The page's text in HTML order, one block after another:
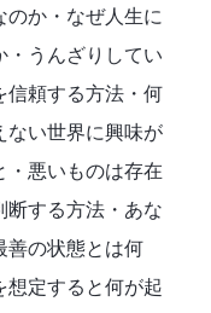
のか・なぜ人生に
・うんざりしてい
信頼する方法・何
ない世界に興味が
・悪いものは存在
断する方法・あな
善の状態とは何
想定すると何が起